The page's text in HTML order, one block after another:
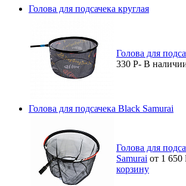
Голова для подсачека круглая
Голова для
330 Р- В
Голова для подсачека Black Samurai
Голова для
Samurai от 1 650
корзину